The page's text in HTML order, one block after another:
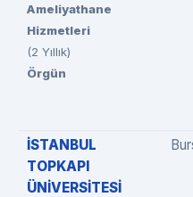
Ameliyathane
Hizmetleri
(2 Yıllık)
Örgün
İSTANBUL
TOPKAPI
ÜNİVERSİTESİ